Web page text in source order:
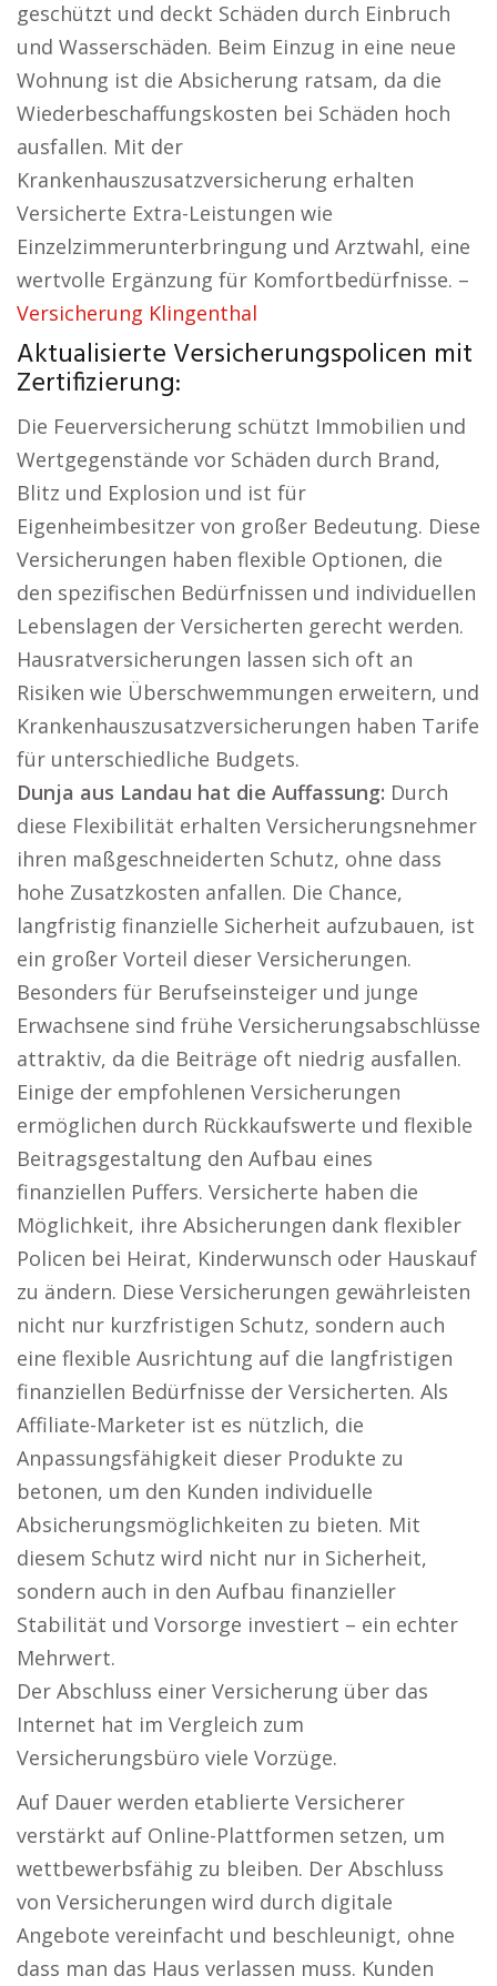
geschützt und deckt Schäden durch Einbruch
und Wasserschäden. Beim Einzug in eine neue
Wohnung ist die Absicherung ratsam, da die
Wiederbeschaffungskosten bei Schäden hoch
ausfallen. Mit der
Krankenhauszusatzversicherung erhalten
Versicherte Extra-Leistungen wie
Einzelzimmerunterbringung und Arztwahl, eine
wertvolle Ergänzung für Komfortbedürfnisse. –
Versicherung Klingenthal
Aktualisierte Versicherungspolicen mit
Zertifizierung:
Die Feuerversicherung schützt Immobilien und
Wertgegenstände vor Schäden durch Brand,
Blitz und Explosion und ist für
Eigenheimbesitzer von großer Bedeutung. Diese
Versicherungen haben flexible Optionen, die
den spezifischen Bedürfnissen und individuellen
Lebenslagen der Versicherten gerecht werden.
Hausratversicherungen lassen sich oft an
Risiken wie Überschwemmungen erweitern, und
Krankenhauszusatzversicherungen haben Tarife
für unterschiedliche Budgets.
Dunja aus Landau hat die Auffassung: Durch
diese Flexibilität erhalten Versicherungsnehmer
ihren maßgeschneiderten Schutz, ohne dass
hohe Zusatzkosten anfallen. Die Chance,
langfristig finanzielle Sicherheit aufzubauen, ist
ein großer Vorteil dieser Versicherungen.
Besonders für Berufseinsteiger und junge
Erwachsene sind frühe Versicherungsabschlüsse
attraktiv, da die Beiträge oft niedrig ausfallen.
Einige der empfohlenen Versicherungen
ermöglichen durch Rückkaufswerte und flexible
Beitragsgestaltung den Aufbau eines
finanziellen Puffers. Versicherte haben die
Möglichkeit, ihre Absicherungen dank flexibler
Policen bei Heirat, Kinderwunsch oder Hauskauf
zu ändern. Diese Versicherungen gewährleisten
nicht nur kurzfristigen Schutz, sondern auch
eine flexible Ausrichtung auf die langfristigen
finanziellen Bedürfnisse der Versicherten. Als
Affiliate-Marketer ist es nützlich, die
Anpassungsfähigkeit dieser Produkte zu
betonen, um den Kunden individuelle
Absicherungsmöglichkeiten zu bieten. Mit
diesem Schutz wird nicht nur in Sicherheit,
sondern auch in den Aufbau finanzieller
Stabilität und Vorsorge investiert – ein echter
Mehrwert.
Der Abschluss einer Versicherung über das
Internet hat im Vergleich zum
Versicherungsbüro viele Vorzüge.
Auf Dauer werden etablierte Versicherer
verstärkt auf Online-Plattformen setzen, um
wettbewerbsfähig zu bleiben. Der Abschluss
von Versicherungen wird durch digitale
Angebote vereinfacht und beschleunigt, ohne
dass man das Haus verlassen muss. Kunden